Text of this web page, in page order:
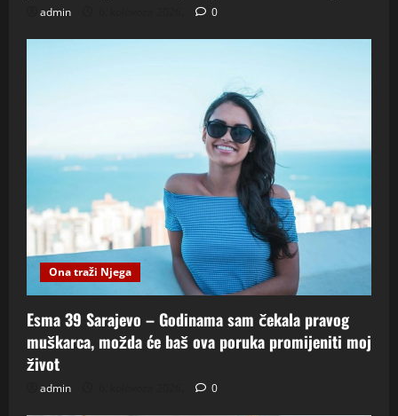
admin 0
Ona traži Njega
Esma 39 Sarajevo – Godinama sam čekala pravog
muškarca, možda će baš ova poruka promijeniti moj
život
admin 0